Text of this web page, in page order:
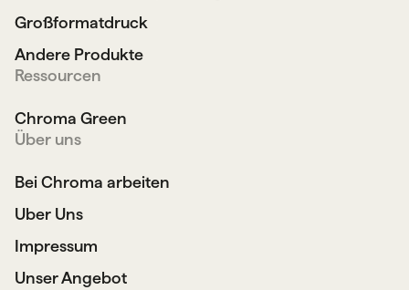
Großformatdruck
Andere Produkte
Ressourcen
Chroma Green
Über uns
Bei Chroma arbeiten
Uber Uns
Impressum
Unser Angebot